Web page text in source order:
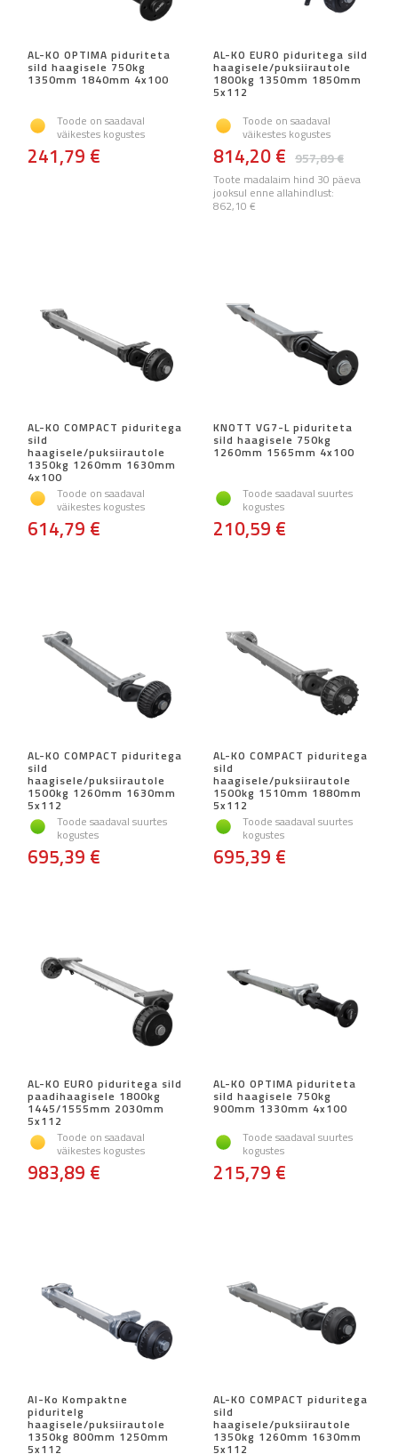
AL-KO OPTIMA piduriteta
sild haagisele 750kg
1350mm 1840mm 4x100
Toode on saadaval
väikestes kogustes
241,79 €
AL-KO EURO piduritega sild
haagisele/puksiirautole
1800kg 1350mm 1850mm
5x112
Toode on saadaval
väikestes kogustes
957,89 €
814,20 €
Toote madalaim hind 30 päeva
jooksul enne allahindlust:
862,10 €
AL-KO COMPACT piduritega
sild
haagisele/puksiirautole
1350kg 1260mm 1630mm
4x100
Toode on saadaval
väikestes kogustes
614,79 €
KNOTT VG7-L piduriteta
sild haagisele 750kg
1260mm 1565mm 4x100
Toode saadaval suurtes
kogustes
210,59 €
AL-KO COMPACT piduritega
sild
haagisele/puksiirautole
1500kg 1260mm 1630mm
5x112
Toode saadaval suurtes
kogustes
695,39 €
AL-KO COMPACT piduritega
sild
haagisele/puksiirautole
1500kg 1510mm 1880mm
5x112
Toode saadaval suurtes
kogustes
695,39 €
AL-KO EURO piduritega sild
paadihaagisele 1800kg
1445/1555mm 2030mm
5x112
Toode on saadaval
väikestes kogustes
983,89 €
AL-KO OPTIMA piduriteta
sild haagisele 750kg
900mm 1330mm 4x100
Toode saadaval suurtes
kogustes
215,79 €
Al-Ko Kompaktne
piduritelg
haagisele/puksiirautole
1350kg 800mm 1250mm
5x112
AL-KO COMPACT piduritega
sild
haagisele/puksiirautole
1350kg 1260mm 1630mm
5x112